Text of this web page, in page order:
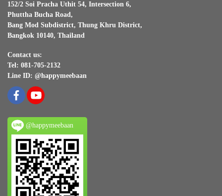
152/2 Soi Pracha Uthit 54, Intersection 6,
Phuttha Bucha Road,
Bang Mod Subdistrict, Thung Khru District,
Bangkok 10140, Thailand
Contact us:
Tel: 081-705-2132
Line ID: @happymeebaan
@happymeebaan